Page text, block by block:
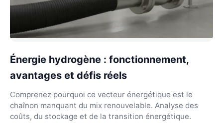
Énergie hydrogène : fonctionnement,
avantages et défis réels
Comprenez pourquoi ce vecteur énergétique est le
chaînon manquant du mix renouvelable. Analyse des
coûts, du stockage et de la transition énergétique.